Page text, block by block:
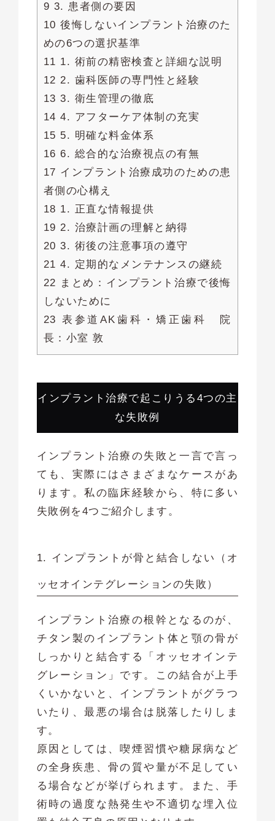
9 3. 患者側の要因
10 後悔しないインプラント治療のた
めの6つの選択基準
11 1. 術前の精密検査と詳細な説明
12 2. 歯科医師の専門性と経験
13 3. 衛生管理の徹底
14 4. アフターケア体制の充実
15 5. 明確な料金体系
16 6. 総合的な治療視点の有無
17 インプラント治療成功のための患
者側の心構え
18 1. 正直な情報提供
19 2. 治療計画の理解と納得
20 3. 術後の注意事項の遵守
21 4. 定期的なメンテナンスの継続
22 まとめ：インプラント治療で後悔
しないために
23 表参道AK歯科・矯正歯科 院
長：小室 敦
インプラント治療で起こりうる4つの主
な失敗例
インプラント治療の失敗と一言で言っ
ても、実際にはさまざまなケースがあ
ります。私の臨床経験から、特に多い
失敗例を4つご紹介します。
1. インプラントが骨と結合しない（オ
ッセオインテグレーションの失敗）
インプラント治療の根幹となるのが、
チタン製のインプラント体と顎の骨が
しっかりと結合する「オッセオインテ
グレーション」です。この結合が上手
くいかないと、インプラントがグラつ
いたり、最悪の場合は脱落したりしま
す。
原因としては、喫煙習慣や糖尿病など
の全身疾患、骨の質や量が不足してい
る場合などが挙げられます。また、手
術時の過度な熱発生や不適切な埋入位